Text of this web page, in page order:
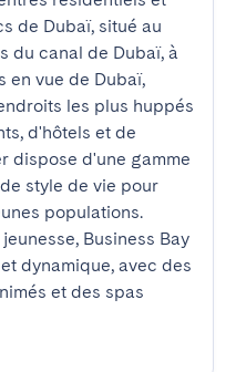
de Dubaï, situé au
du canal de Dubaï, à
en vue de Dubaï,
les plus huppés
d'hôtels et de
dispose d'une gamme
style de vie pour
populations.
Business Bay
dynamique, avec des
et des spas